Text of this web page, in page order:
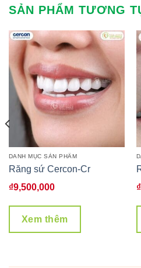
SẢN PHẨM TƯƠNG
DANH MỤC SẢN PHẨM
Răng sứ Cercon-Cr
₫9,500,000
Xem thêm
₫